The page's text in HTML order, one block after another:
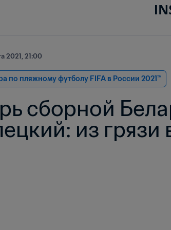
2021, 21:00
по пляжному футболу FIFA в России 2021™
сборной
из грязи